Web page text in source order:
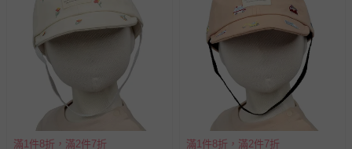
滿1件8折，滿2件7折 滿1件8折，滿2件7折